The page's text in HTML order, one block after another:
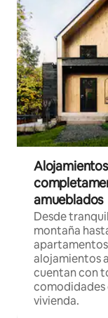
Alojamientos
amueblados
Desde
montaña
alojamientos
cuentan con
comodidades
vivienda.